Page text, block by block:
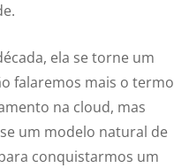
ela se torne um
falaremos mais o termo
na cloud, mas
um modelo natural de
conquistarmos um